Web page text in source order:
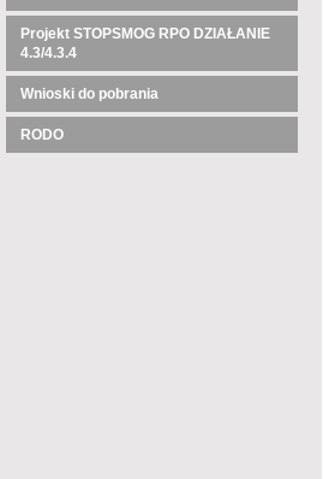
Projekt STOPSMOG RPO DZIAŁANIE
4.3/4.3.4
Wnioski do pobrania
RODO